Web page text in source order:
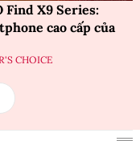
Find X9 Series:
cao cấp của
CHOICE